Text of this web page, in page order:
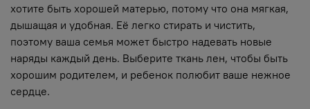
хотите быть хорошей матерью, потому что она мягкая,
дышащая и удобная. Её легко стирать и чистить,
поэтому ваша семья может быстро надевать новые
наряды каждый день. Выберите ткань лен, чтобы быть
хорошим родителем, и ребенок полюбит ваше нежное
сердце.